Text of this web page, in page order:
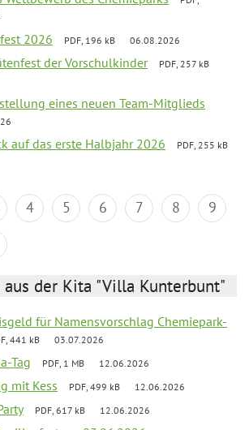
2026 PDF, 196 kB 06.08.2026
der Vorschulkinder
PDF, 257 kB
eines neuen Team-Mitglieds
auf das erste Halbjahr 2026
PDF, 255 kB
4 5 6 7 8
9
der Kita "Villa Kunterbunt"
für Namensvorschlag Chemiepark-
441 kB 03.07.2026
Tag PDF, 1 MB 12.06.2026
mit Kess PDF, 499 kB 12.06.2026
PDF, 617 kB 12.06.2026